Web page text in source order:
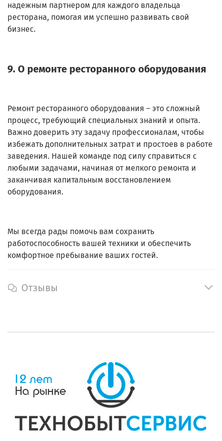
надежным партнером для каждого владельца
ресторана, помогая им успешно развивать свой
бизнес.
9. О ремонте ресторанного оборудования
Ремонт ресторанного оборудования – это сложный
процесс, требующий специальных знаний и опыта.
Важно доверить эту задачу профессионалам, чтобы
избежать дополнительных затрат и простоев в работе
заведения. Нашей команде под силу справиться с
любыми задачами, начиная от мелкого ремонта и
заканчивая капитальным восстановлением
оборудования.
Мы всегда рады помочь вам сохранить
работоспособность вашей техники и обеспечить
комфортное пребывание ваших гостей.
Отзывы